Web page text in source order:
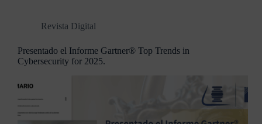
Revista Digital
Presentado el Informe Gartner® Top Trends in
Cybersecurity for 2025.